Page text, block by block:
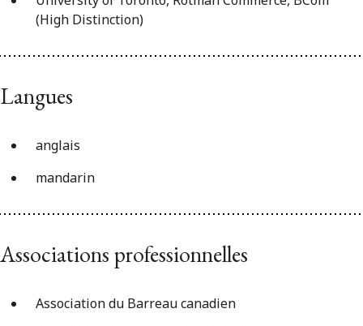
(High Distinction)
Langues
anglais
mandarin
Associations professionnelles
Association du Barreau canadien